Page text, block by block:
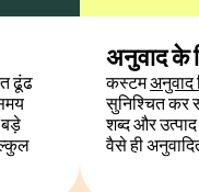
ढूंढ
अनुवाद के
कस्टमअनुवाद
सुनिश्चित कर
शब्द और
वैसे ही